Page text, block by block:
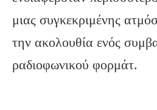
μιας συγκεκριμένης
την ακολουθία ενός
ραδιοφωνικού φορμάτ.